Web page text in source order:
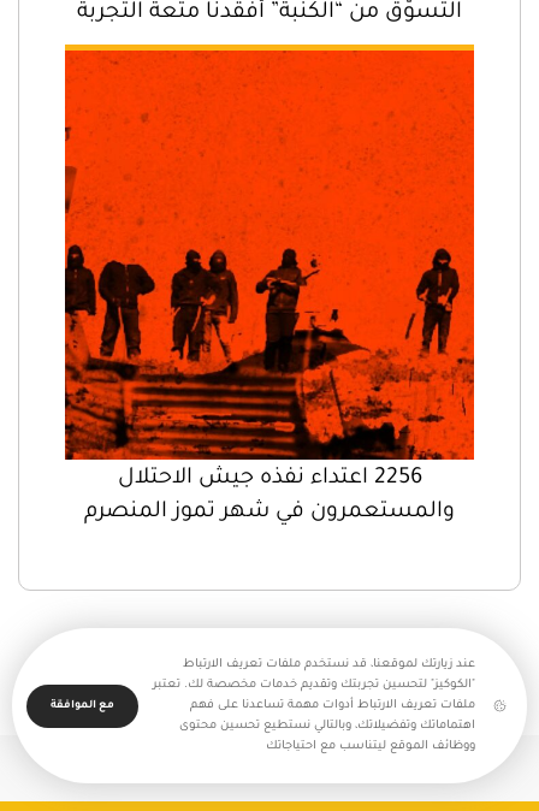
التسوّق من “الكنبة” أفقدنا متعة التجربة
2256 اعتداء نفذه جيش الاحتلال
والمستعمرون في شهر تموز المنصرم
عند زيارتك لموقعنا، قد نستخدم ملفات تعريف الارتباط
"الكوكيز" لتحسين تجربتك وتقديم خدمات مخصصة لك. تعتبر
ملفات تعريف الارتباط أدوات مهمة تساعدنا على فهم
اهتماماتك وتفضيلاتك، وبالتالي نستطيع تحسين محتوى
ووظائف الموقع ليتناسب مع احتياجاتك
مع الموافقة